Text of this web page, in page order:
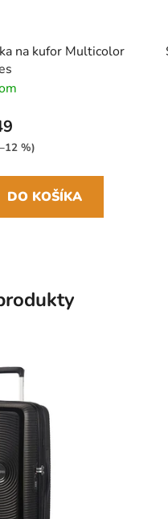
na kufor Multicolor
%)
DO KOŠÍKA